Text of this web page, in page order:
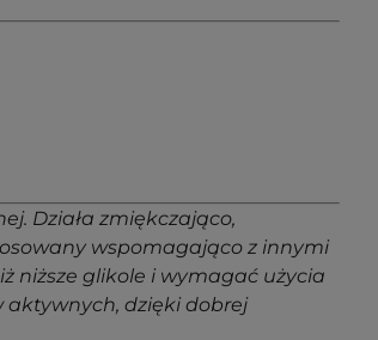
Działa zmiękczająco,
wspomagająco z innymi
niższe glikole i wymagać użycia
aktywnych, dzięki dobrej